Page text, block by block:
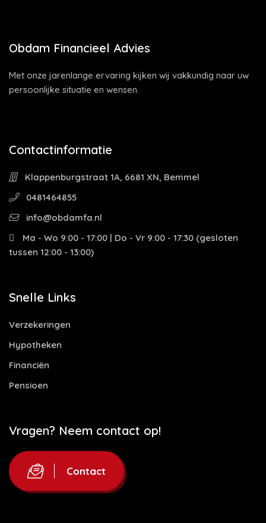
Obdam Financieel Advies
Met onze jarenlange ervaring kijken wij vakkundig naar uw
persoonlijke situatie en wensen.
Contactinformatie
Klappenburgstraat 1A, 6681 XN, Bemmel
0481464855
info@obdamfa.nl
Ma - Wo 9:00 - 17:00 | Do - Vr 9:00 - 17:30 (gesloten
tussen 12:00 - 13:00)
Snelle Links
Verzekeringen
Hypotheken
Financiën
Pensioen
Vragen? Neem contact op!
Contact